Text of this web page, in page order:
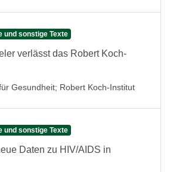
und sonstige Texte
verlässt das Robert Koch-
Gesundheit; Robert Koch-Institut
und sonstige Texte
Daten zu HIV/AIDS in